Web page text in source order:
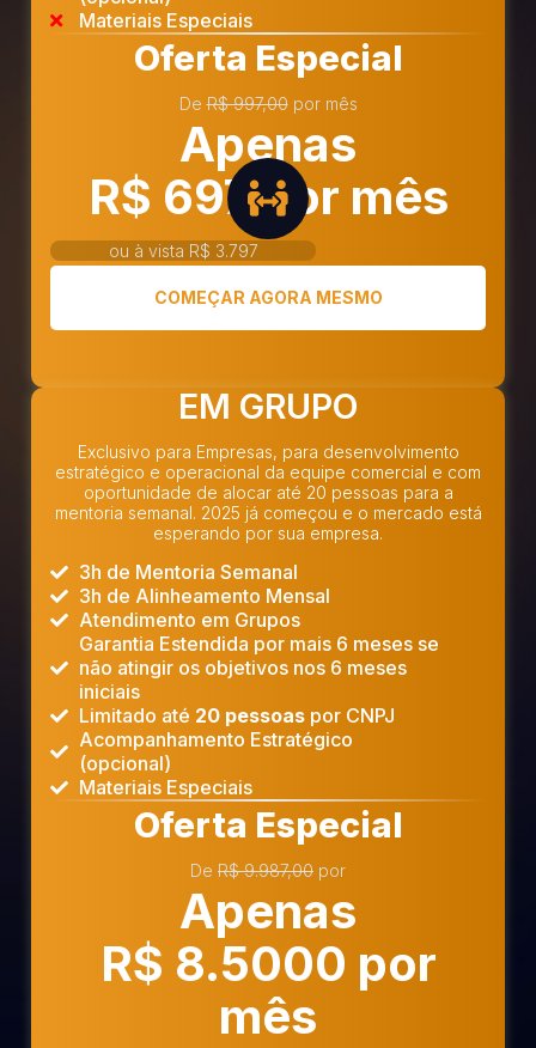
Materiais Especiais
Oferta Especial
DeR$ 997,00por mês
Apenas
R$ 697 por mês
ou à vista R$ 3.797
COMEÇAR AGORA MESMO
EM GRUPO
Exclusivo para Empresas, para desenvolvimento
estratégico e operacional da equipe comercial e com
oportunidade de alocar até 20 pessoas para a
mentoria semanal. 2025 já começou e o mercado está
esperando por sua empresa.
3h de Mentoria Semanal
3h de Alinheamento Mensal
Atendimento em Grupos
Garantia Estendida por mais 6 meses se
não atingir os objetivos nos 6 meses
iniciais
Limitado até 20 pessoaspor CNPJ
Acompanhamento Estratégico
(opcional)
Materiais Especiais
Oferta Especial
De R$ 9.987,00 por
Apenas
R$ 8.5000 por
mês